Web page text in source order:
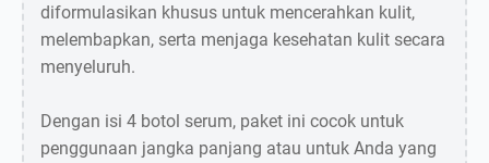
diformulasikan khusus untuk mencerahkan kulit,
melembapkan, serta menjaga kesehatan kulit secara
menyeluruh.
Dengan isi 4 botol serum, paket ini cocok untuk
penggunaan jangka panjang atau untuk Anda yang